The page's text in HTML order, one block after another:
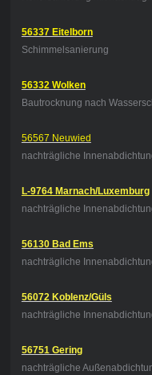
56337 Eitelborn
Schimmelsanierung
56332 Wolken
Bautrocknung nach
56567 Neuwied
nachträgliche
L-9764 Marnach/Luxemburg
nachträgliche
56130 Bad Ems
nachträgliche
56072 Koblenz/Güls
nachträgliche
56751 Gering
nachträgliche